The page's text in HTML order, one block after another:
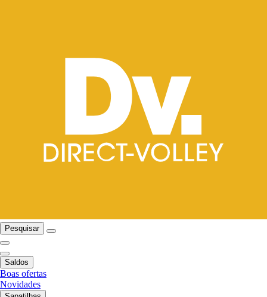
Pesquisar
Saldos
Boas ofertas
Novidades